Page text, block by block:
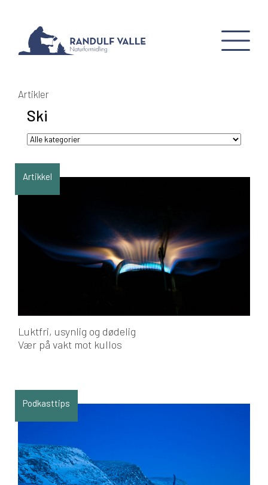
Artikler
Ski
Artikkel
Luktfri, usynlig og dødelig
Vær på vakt mot kullos
Podkasttips